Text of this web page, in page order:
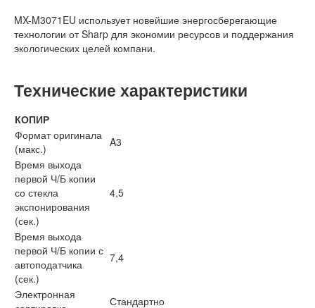
MX-M3071EU использует новейшие энергосберегающие
технологии от Sharp для экономии ресурсов и поддержания
экологических целей компани.
Технические характеристики
КОПИР
Формат оригинала
(макс.)
A3
Время выхода
первой Ч/Б копии
со стекла
экспонирования
(сек.)
4,5
Время выхода
первой Ч/Б копии с
автоподатчика
(сек.)
7,4
Электронная
Стандартно